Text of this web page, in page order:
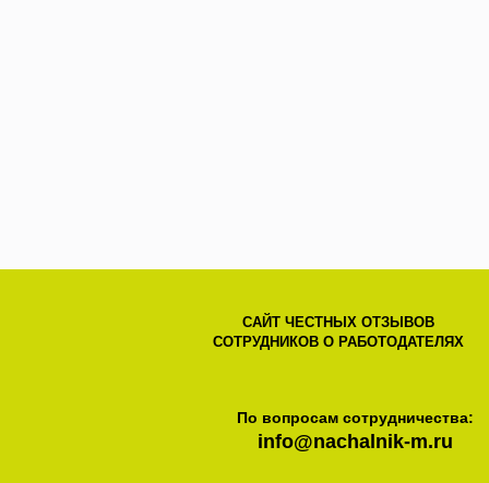
САЙТ ЧЕСТНЫХ ОТЗЫВОВ
СОТРУДНИКОВ О РАБОТОДАТЕЛЯХ
По вопросам сотрудничества:
info@nachalnik-m.ru